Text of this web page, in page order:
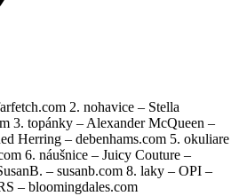
2. nohavice – Stella
3. topánky – Alexander McQueen –
Herring – debenhams.com 5. okuliare
6. náušnice – Juicy Couture –
– susanb.com 8. laky – OPI –
– bloomingdales.com